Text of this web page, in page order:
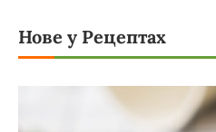
Нове у Рецептах